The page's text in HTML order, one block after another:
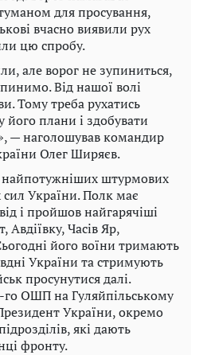
для просування,
вчасно виявили рух
цю спробу.
але ворог не зупиниться,
Від нашої волі
Тому треба рухатись
його плани і здобувати
— наголошував командир
Олег Ширяєв.
штурмових
сил України. Полк має
і пройшов найгарячіші
Авдіївку, Часів Яр,
його воїни тримають
України та стримують
просунутися далі.
го ОШП на Гуляйпільському
України, окремо
які дають
фронту.